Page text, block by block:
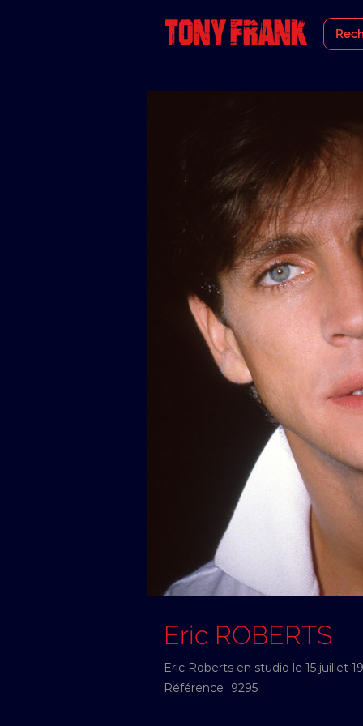
Eric ROBERTS
Eric Roberts en studio le 15 juillet
Référence : 9295